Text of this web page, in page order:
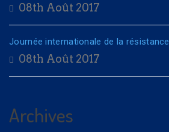
08th Août 2017
Journée internationale de la résistance
08th Août 2017
Archives